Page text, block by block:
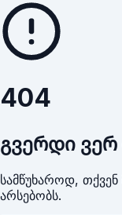
404
გვერდი ვერ
სამწუხაროდ,
არსებობს.